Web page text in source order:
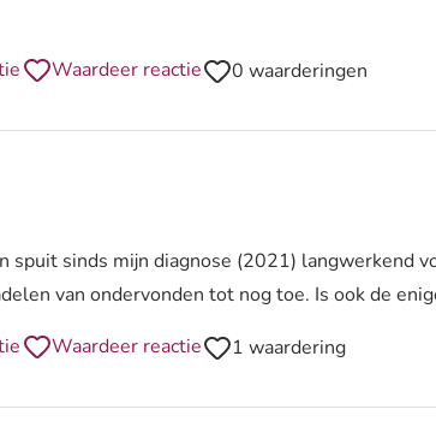
Waardeer reactie 0 waarderingen
spuit sinds mijn diagnose (2021) langwerkend
van ondervonden tot nog toe. Is ook de
Waardeer reactie 1 waardering